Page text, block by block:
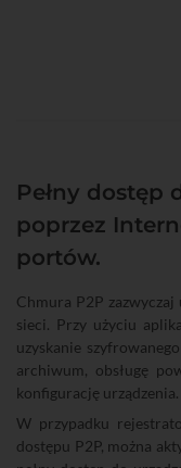
Pełny dostęp
poprzez
portów.
Chmura P2P
sieci. Przy użyciu
uzyskanie
archiwum, obsługę
konfigurację urządzenia.
W przypadku
dostępu P2P, można